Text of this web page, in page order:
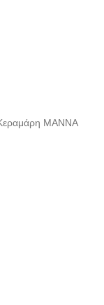
Κεραμάρη ΜΑΝΝΑ